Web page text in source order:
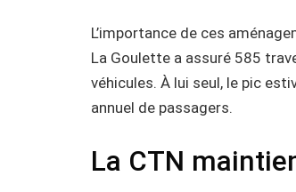
L’importance de ces
La Goulette a assuré 585
véhicules. À lui seul, le pic
annuel de passagers.
La CTN